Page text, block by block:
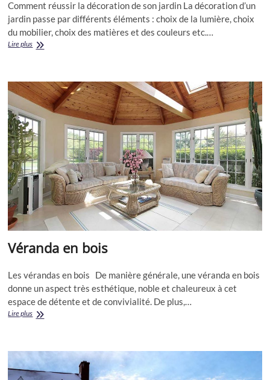
Comment réussir la décoration de son jardin La décoration d’un
jardin passe par différents éléments : choix de la lumière, choix
du mobilier, choix des matières et des couleurs etc.…
Lire plusDécoration
Véranda en bois
Les vérandas en bois De manière générale, une véranda en bois
donne un aspect très esthétique, noble et chaleureux à cet
espace de détente et de convivialité. De plus,…
Lire plusVéranda